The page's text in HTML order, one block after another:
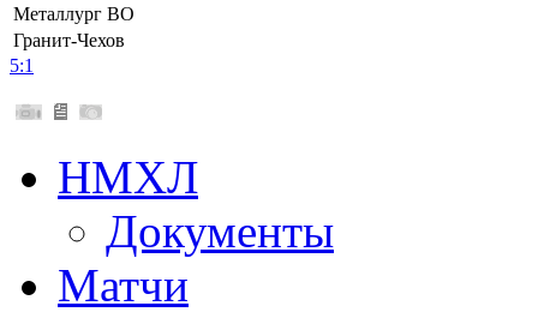
Металлург ВО
Гранит-Чехов
5:1
НМХЛ
Документы
Матчи